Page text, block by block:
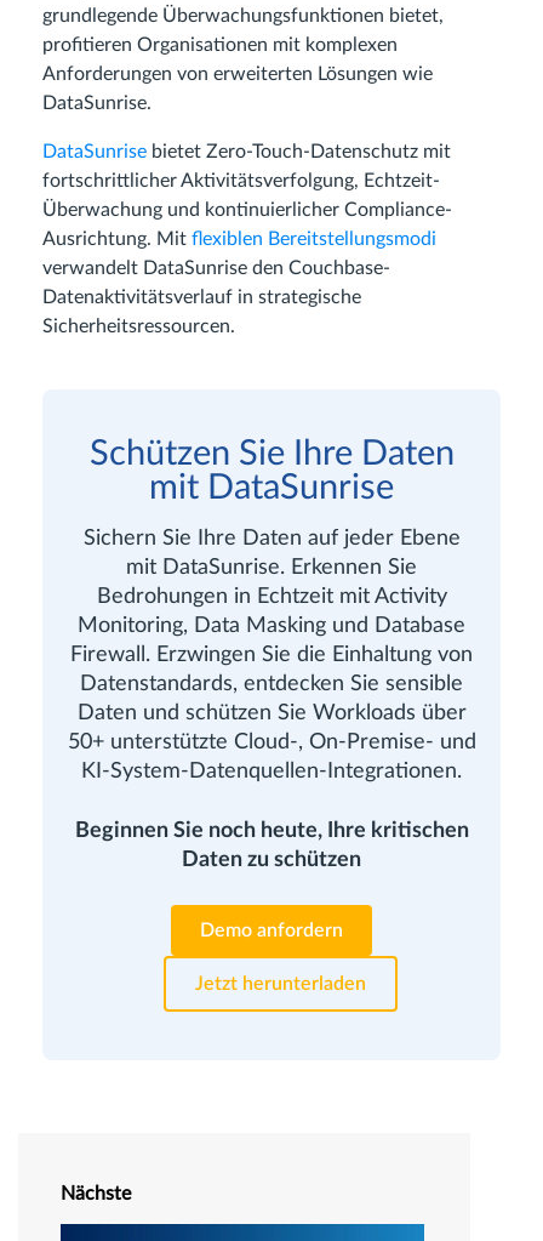
grundlegende Überwachungsfunktionen bietet,
profitieren Organisationen mit komplexen
Anforderungen von erweiterten Lösungen wie
DataSunrise.
DataSunrise bietet Zero-Touch-Datenschutz mit
fortschrittlicher Aktivitätsverfolgung, Echtzeit-
Überwachung und kontinuierlicher Compliance-
Ausrichtung. Mit flexiblen Bereitstellungsmodi
verwandelt DataSunrise den Couchbase-
Datenaktivitätsverlauf in strategische
Sicherheitsressourcen.
Schützen Sie Ihre Daten
mit DataSunrise
Sichern Sie Ihre Daten auf jeder Ebene
mit DataSunrise. Erkennen Sie
Bedrohungen in Echtzeit mit Activity
Monitoring, Data Masking und Database
Firewall. Erzwingen Sie die Einhaltung von
Datenstandards, entdecken Sie sensible
Daten und schützen Sie Workloads über
50+ unterstützte Cloud-, On-Premise- und
KI-System-Datenquellen-Integrationen.
Beginnen Sie noch heute, Ihre kritischen
Daten zu schützen
Demo anfordern
Jetzt herunterladen
Nächste